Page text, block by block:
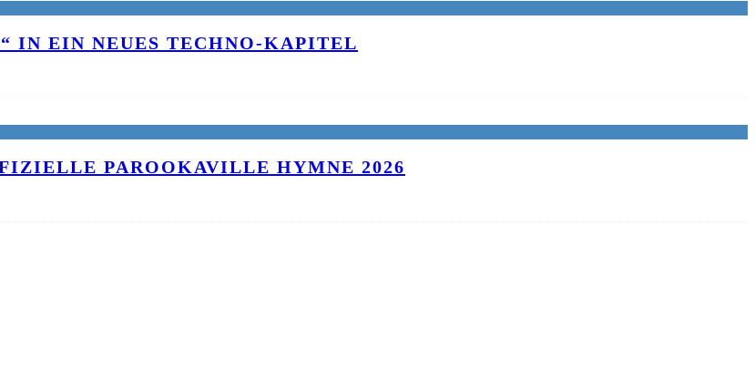
IN EIN NEUES TECHNO-KAPITEL
PAROOKAVILLE HYMNE 2026